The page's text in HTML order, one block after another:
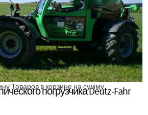
Товаров в корзине на сумму
погрузчика Deutz-Fahr